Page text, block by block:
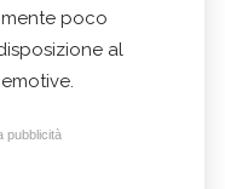
poco
al
pubblicità